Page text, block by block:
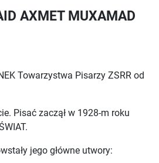
AXMET MUXAMAD
Towarzystwa Pisarzy ZSRR od
Pisać zaczął w 1928-m roku
jego główne utwory: